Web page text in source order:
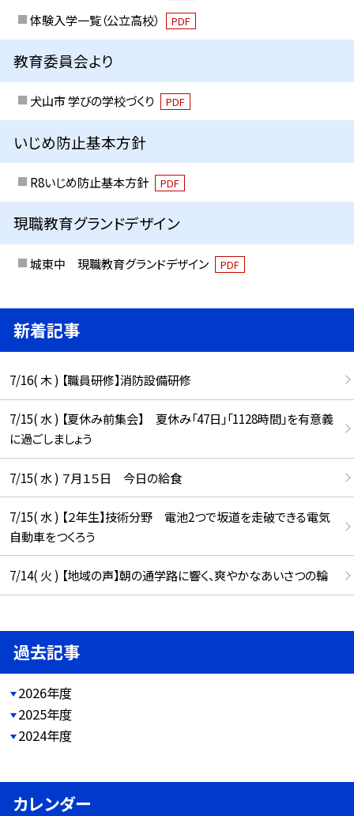
体験入学一覧（公立高校） PDF
教育委員会より
犬山市 学びの学校づくり PDF
いじめ防止基本方針
R8いじめ防止基本方針 PDF
現職教育グランドデザイン
城東中 現職教育グランドデザイン PDF
新着記事
7/16( 木 ) 【職員研修】消防設備研修
7/15( 水 ) 【夏休み前集会】 夏休み「47日」「1128時間」を有意義
に過ごしましょう
7/15( 水 ) ７月１５日 今日の給食
7/15( 水 ) 【２年生】技術分野 電池2つで坂道を走破できる電気
自動車をつくろう
7/14( 火 ) 【地域の声】朝の通学路に響く、爽やかなあいさつの輪
過去記事
2026年度
2025年度
2024年度
カレンダー